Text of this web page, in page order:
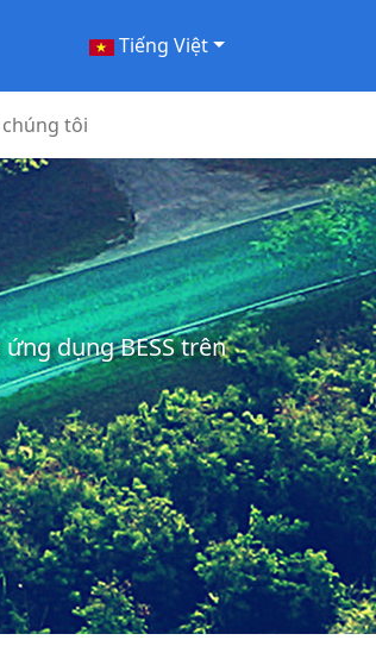
Tiếng Việt
tôi
dụng BESS trên